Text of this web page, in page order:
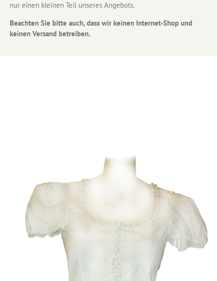
nur einen kleinen Teil unseres Angebots.
Beachten Sie bitte auch, dass wir keinen Internet-Shop und
keinen Versand betreiben.